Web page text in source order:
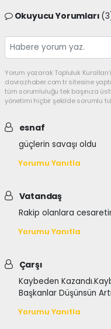
Okuyucu Yorumları
Yorum yazarak Topluluk
davrazhaber.com.tr sitesine
tüm sorumluluğu tek başınıza
yönetimi hiçbir şekilde sorumlu
esnaf
güçlerin savaşı oldu
Yorumu Yanıtla
Vatandaş
Rakip olanlara
Yorumu Yanıtla
Çarşı
Kaybeden
Başkanlar Düşünsün
Yorumu Yanıtla